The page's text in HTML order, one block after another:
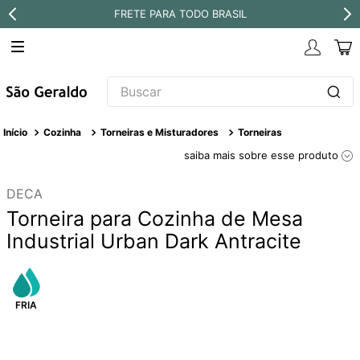
FRETE PARA TODO BRASIL
Buscar
Cozinha Torneiras e Misturadores Torneiras
saiba mais sobre esse produto
DECA
Torneira para Cozinha de Mesa
Industrial Urban Dark Antracite
TERMOS MAIS BUSCADOS
4º
atlas
6º